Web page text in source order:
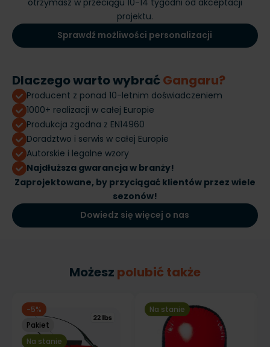
projektu.
Sprawdź możliwości personalizacji
Dlaczego warto wybrać Gangaru?
Producent z ponad 10-letnim doświadczeniem
1000+ realizacji w całej Europie
Produkcja zgodna z EN14960
Doradztwo i serwis w całej Europie
Autorskie i legalne wzory
Najdłuższa gwarancja w branży!
Zaprojektowane, by przyciągać klientów przez wiele
sezonów!
Dowiedz się więcej o nas
Możesz polubić także
-5%
Pakiet
Na stanie
Na stanie